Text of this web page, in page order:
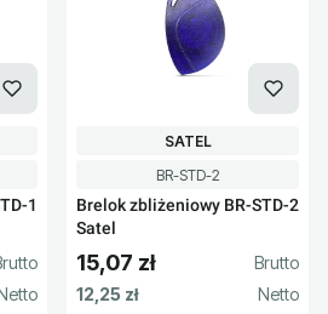
1
Kod produktu
BR-STD-2
Brelok zbliżeniowy BR-STD-2
Satel
PRODUCENT
SATEL
Cena brutto
15,07 zł
Cena netto
12,25 zł